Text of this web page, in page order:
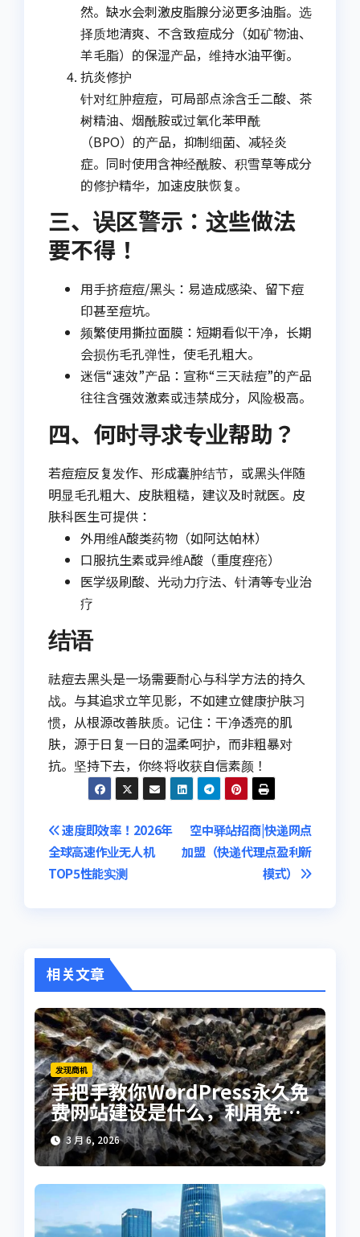
然。缺水会刺激皮脂腺分泌更多油脂。选
择质地清爽、不含致痘成分（如矿物油、
羊毛脂）的保湿产品，维持水油平衡。
抗炎修护
针对红肿痘痘，可局部点涂含壬二酸、茶
树精油、烟酰胺或过氧化苯甲酰
（BPO）的产品，抑制细菌、减轻炎
症。同时使用含神经酰胺、积雪草等成分
的修护精华，加速皮肤恢复。
三、误区警示：这些做法
要不得！
用手挤痘痘/黑头：易造成感染、留下痘
印甚至痘坑。
频繁使用撕拉面膜：短期看似干净，长期
会损伤毛孔弹性，使毛孔粗大。
迷信“速效”产品：宣称“三天祛痘”的产品
往往含强效激素或违禁成分，风险极高。
四、何时寻求专业帮助？
若痘痘反复发作、形成囊肿结节，或黑头伴随
明显毛孔粗大、皮肤粗糙，建议及时就医。皮
肤科医生可提供：
外用维A酸类药物（如阿达帕林）
口服抗生素或异维A酸（重度痤疮）
医学级刷酸、光动力疗法、针清等专业治
疗
结语
祛痘去黑头是一场需要耐心与科学方法的持久
战。与其追求立竿见影，不如建立健康护肤习
惯，从根源改善肤质。记住：干净透亮的肌
肤，源于日复一日的温柔呵护，而非粗暴对
抗。坚持下去，你终将收获自信素颜！
文
章
空中驿站招商|快递网点
加盟（快递代理点盈利新
模式）
速度即效率！2026年
全球高速作业无人机
TOP5性能实测
相关文章
发现商机
手把手教你WordPress永久免
费网站建设是什么，利用免费
主题插件轻松上线
3 月 6, 2026